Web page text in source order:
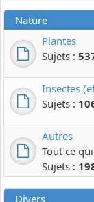
Nature
Plantes
Sujets :
Insectes
Sujets :
Autres
Tout ce
Sujets :
Divers